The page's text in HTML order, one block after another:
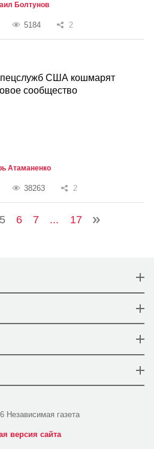
Болтунов
5184 2
США кошмарят
сообщество
Атаманенко
38263 2
5 6 7 ... 17
Независимая газета
версия сайта